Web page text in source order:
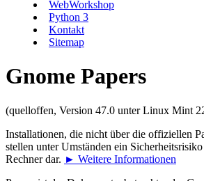
WebWorkshop
Python 3
Kontakt
Sitemap
Gnome Papers
(quelloffen, Version 47.0 unter Linux Mint
Installationen, die nicht über die offiziellen
stellen unter Umständen ein
Rechner dar. ► Weitere Informationen